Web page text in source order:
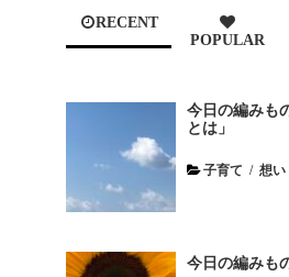
RECENT
POPULAR
今日の編みも
とは」
子育て / 想い
今日の編みも